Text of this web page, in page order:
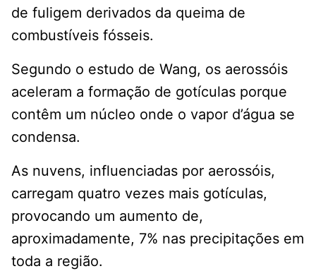
de fuligem derivados da queima de
combustíveis fósseis.
Segundo o estudo de Wang, os aerossóis
aceleram a formação de gotículas porque
contêm um núcleo onde o vapor d’água se
condensa.
As nuvens, influenciadas por aerossóis,
carregam quatro vezes mais gotículas,
provocando um aumento de,
aproximadamente, 7% nas precipitações em
toda a região.